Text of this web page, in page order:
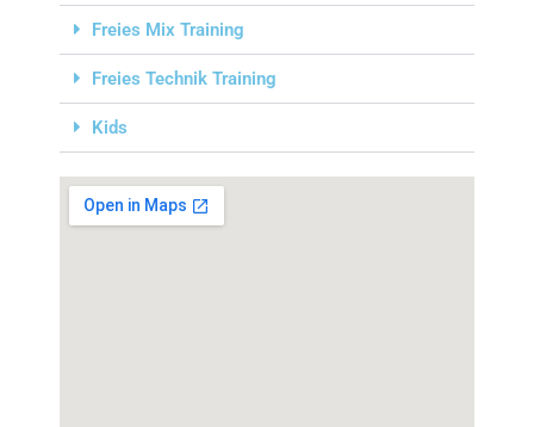
Freies Mix Training
Freies Technik Training
Kids